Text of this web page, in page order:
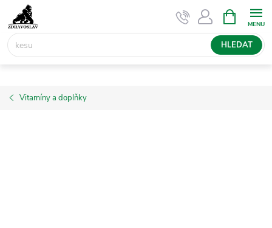
na
obsah
HLEDAT
NÁKUPNÍ
KOŠÍK
Vitamíny a doplňky